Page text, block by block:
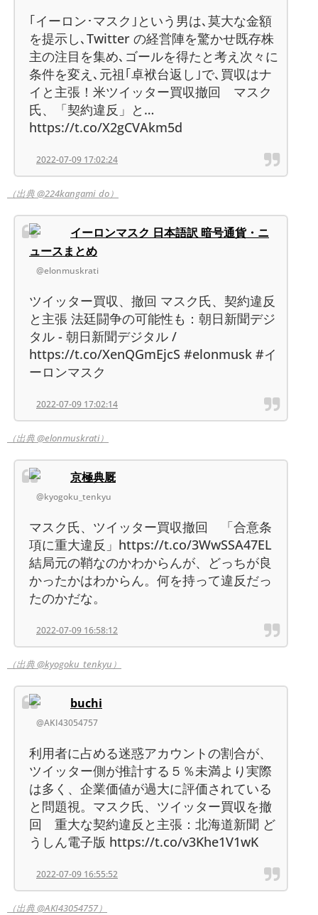
｢イーロン･マスク｣という男は､莫大な金額
を提示し､Twitter の経営陣を驚かせ既存株
主の注目を集め､ゴールを得たと考え次々に
条件を変え､元祖｢卓袱台返し｣で､買収はナ
イと主張！米ツイッター買収撤回 マスク
氏、「契約違反」と…
https://t.co/X2gCVAkm5d
2022-07-09 17:02:24
（出典 @224kangami_do）
イーロンマスク 日本語訳 暗号通貨・ニ
ュースまとめ
@elonmuskrati
ツイッター買収、撤回 マスク氏、契約違反
と主張 法廷闘争の可能性も：朝日新聞デジ
タル - 朝日新聞デジタル /
https://t.co/XenQGmEjcS #elonmusk #イ
ーロンマスク
2022-07-09 17:02:14
（出典 @elonmuskrati）
京極典厩
@kyogoku_tenkyu
マスク氏、ツイッター買収撤回 「合意条
項に重大違反」https://t.co/3WwSSA47EL
結局元の鞘なのかわからんが、どっちが良
かったかはわからん。何を持って違反だっ
たのかだな。
2022-07-09 16:58:12
（出典 @kyogoku_tenkyu）
buchi
@AKI43054757
利用者に占める迷惑アカウントの割合が、
ツイッター側が推計する５％未満より実際
は多く、企業価値が過大に評価されている
と問題視。マスク氏、ツイッター買収を撤
回 重大な契約違反と主張：北海道新聞 ど
うしん電子版 https://t.co/v3Khe1V1wK
2022-07-09 16:55:52
（出典 @AKI43054757）